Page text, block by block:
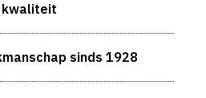
sinds 1928